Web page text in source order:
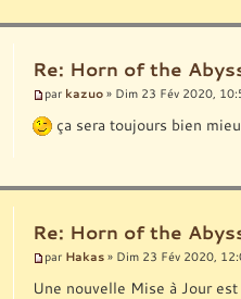
Re: Horn of the
par kazuo » Dim 23 Fév 2020,
ça sera toujours bien
Re: Horn of the
par Hakas » Dim 23 Fév 2020,
Une nouvelle Mise à Jour